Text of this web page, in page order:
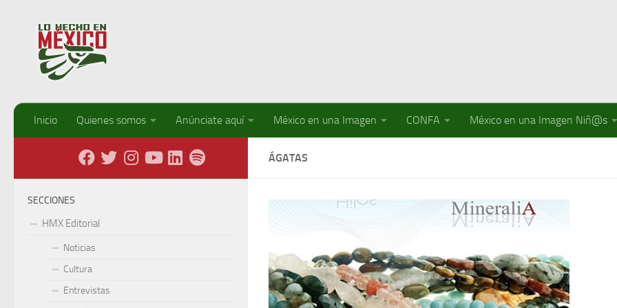
Inicio Quienes somos Anúnciate aquí México en una Imagen CONFA México en una Imagen Niñ@s
ÁGATAS
SECCIONES
HMX Editorial
Noticias
Cultura
Entrevistas